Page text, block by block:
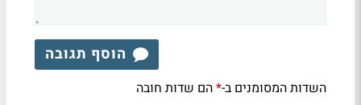
הוסף תגובה
השדות המסומנים ב-*הם שדות חובה